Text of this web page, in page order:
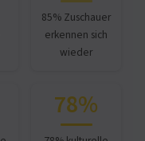
85% Zuschauer
erkennen sich
wieder
78%